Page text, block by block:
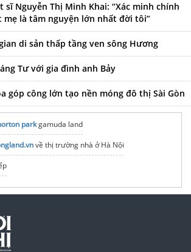
sĩ Nguyễn Thị Minh Khai: “Xác minh chính
mẹ là tâm nguyện lớn nhất đời tôi”
di sản thấp tầng ven sông Hương
Tư với gia đình anh Bảy
góp công lớn tạo nền móng đô thị Sài Gòn
parkgamuda land
về thị trường nhà ở Hà Nội